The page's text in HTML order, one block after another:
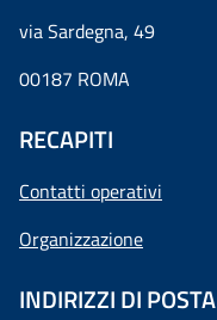
via Sardegna, 49
00187 ROMA
RECAPITI
Contatti operativi
Organizzazione
INDIRIZZI DI